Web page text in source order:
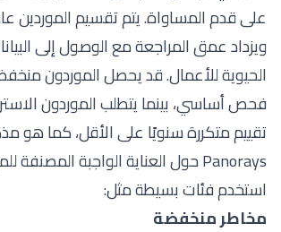
على قدم المساواة. يتم تقسيم الموردين
ويزداد عمق المراجعة مع الوصول إلى
الحيوية للأعمال. قد يحصل الموردون
فحص أساسي، بينما يتطلب الموردون
تقييم متكررة سنويًا على الأقل، كما هو
Panorays حول
العناية الواجبة المصنفة
استخدم فئات بسيطة مثل:
مخاطر منخفضة